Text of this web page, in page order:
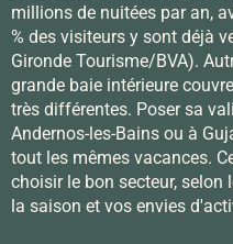
millions de nuitées par an,
% des visiteurs y sont déjà
Gironde Tourisme/BVA).
grande baie intérieure
très différentes. Poser sa
Andernos-les-Bains ou à
tout les mêmes vacances.
choisir le bon secteur, selon
la saison et vos envies